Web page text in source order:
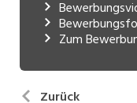
Zum
Zurück